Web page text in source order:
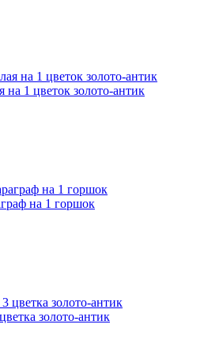
на 1 цветок золото-антик
на 1 горшок
золото-антик